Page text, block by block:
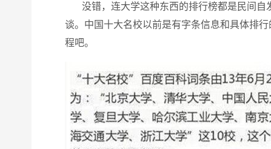
没错，连大学这种东西的排行榜都是民间自
谈。中国十大名校以前是有字条信息和具体排
程吧。